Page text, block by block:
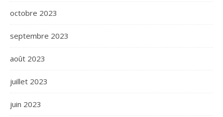
octobre 2023
septembre 2023
août 2023
juillet 2023
juin 2023